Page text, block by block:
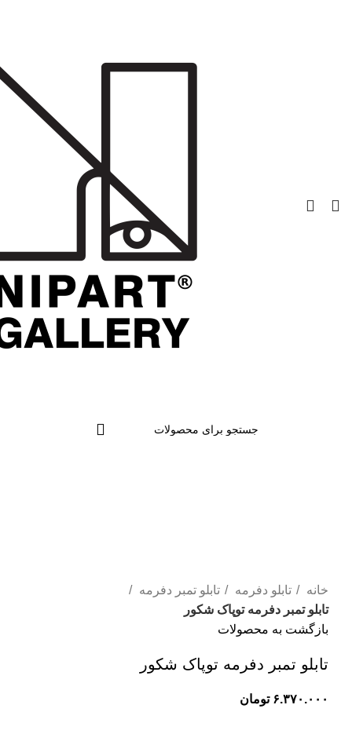
خانه تابلو دفرمه
تابلو تمبر دفرمه
تابلو تمبر دفرمه توپاک شکور
بازگشت به محصولات
تابلو تمبر دفرمه توپاک شکور
تومان